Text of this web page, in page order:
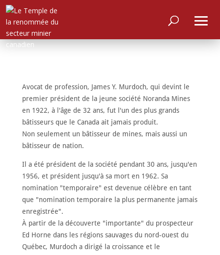
ACCUEIL
Avocat de profession, James Y. Murdoch, qui devint le
premier président de la jeune société Noranda Mines
en 1922, à l'âge de 32 ans, fut l'un des plus grands
bâtisseurs que le Canada ait jamais produit.
Non seulement un bâtisseur de mines, mais aussi un
bâtisseur de nation.
Il a été président de la société pendant 30 ans, jusqu'en
1956, et président jusqu'à sa mort en 1962. Sa
nomination "temporaire" est devenue célèbre en tant
que "nomination temporaire la plus permanente jamais
enregistrée".
À partir de la découverte "importante" du prospecteur
Ed Horne dans les régions sauvages du nord-ouest du
Québec, Murdoch a dirigé la croissance et le